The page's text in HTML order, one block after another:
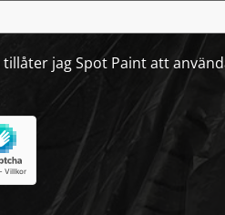
jag Spot Paint att